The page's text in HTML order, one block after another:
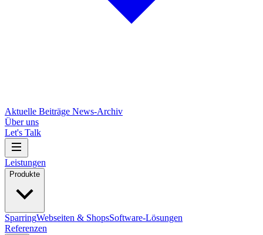
Aktuelle Beiträge News-Archiv
Über uns
Let's Talk
Leistungen
Produkte
SparringWebseiten & ShopsSoftware-Lösungen
Referenzen